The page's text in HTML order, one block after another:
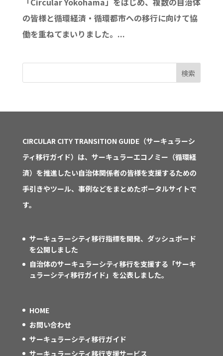
の皆様と循環経済・循環都市への移行に向けて協
働を重ねてまいりました。...
検索
CIRCULAR CITY TRANSITION GUIDE（サーキュラーシ
ティ移行ガイド）は、サーキュラーエコノミー（循環経
済）を推進したい自治体関係者の皆様を支援するための
手引きやツール、事例などをまとめたポータルサイトで
す。
サーキュラーシティ移行指標を開発、ダッシュボード
を公開しました
自治体のサーキュラーシティ移行を支援する「サーキ
ュラーシティ移行ガイド」を公表しました。
HOME
お問い合わせ
サーキュラーシティ移行ガイド
サーキュラーシティ移行支援サービス